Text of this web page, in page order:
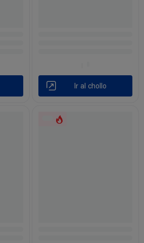
Ir al chollo